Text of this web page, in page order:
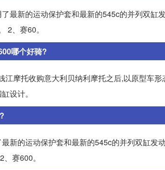
最新的运动保护套和最新的545c的并列双缸
2、赛60。
哪个好骑?
江摩托收购意大利贝纳利摩托之后,以原型车
设计。
新的运动保护套和最新的545c的并列双缸发
赛600。